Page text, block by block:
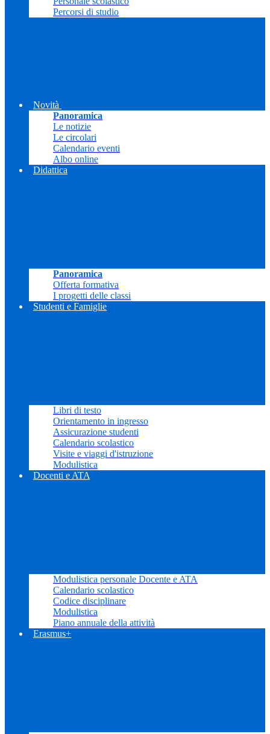
Percorsi di studio
Novità
Panoramica
Le notizie
Le circolari
Calendario eventi
Albo online
Didattica
Panoramica
Offerta formativa
I progetti delle classi
Studenti e Famiglie
Libri di testo
Orientamento in ingresso
Assicurazione studenti
Calendario scolastico
Visite e viaggi d'istruzione
Modulistica
Docenti e ATA
Modulistica personale Docente e ATA
Calendario scolastico
Codice disciplinare
Modulistica
Piano annuale della attività
Erasmus+